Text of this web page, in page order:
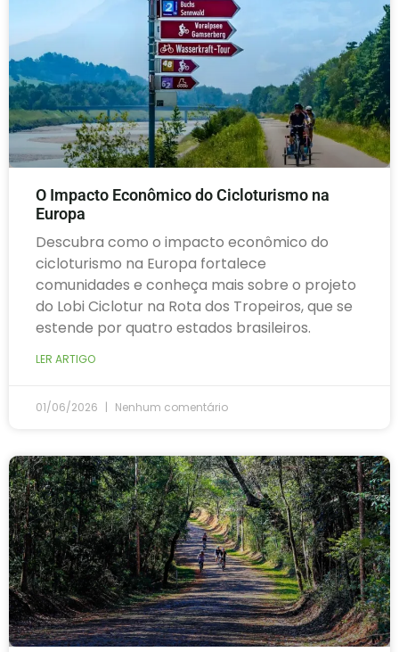
O Impacto Econômico do Cicloturismo na
Europa
Descubra como o impacto econômico do
cicloturismo na Europa fortalece
comunidades e conheça mais sobre o projeto
do Lobi Ciclotur na Rota dos Tropeiros, que se
estende por quatro estados brasileiros.
LER ARTIGO
01/06/2026 Nenhum comentário